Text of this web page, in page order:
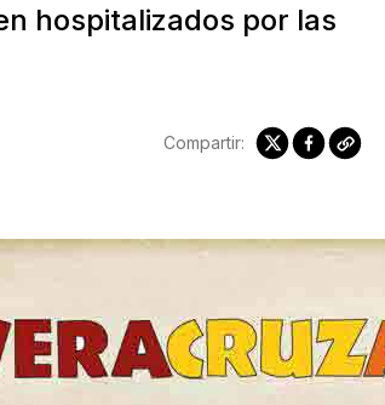
hospitalizados por las
Compartir: